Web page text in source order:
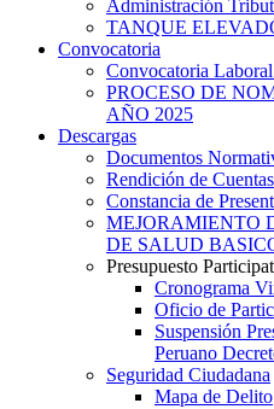
Administración
TANQUE
Convocatoria
Convocatoria
PROCESO DE
AÑO 2025
Descargas
Documentos
Rendición de
Constancia de
MEJORAMIENTO
DE SALUD
Presupuesto
Cronograma
Oficio de
Suspensión
Peruano
Seguridad Ciudadana
Mapa de Delito